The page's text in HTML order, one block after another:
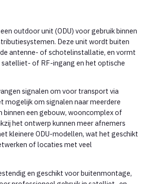
outdoor unit (ODU) voor gebruik binnen
Deze unit wordt buiten
antenne- of schotelinstallatie, en vormt
of RF-ingang en het optische
signalen om voor transport via
mogelijk om signalen naar meerdere
binnen een gebouw, wooncomplex of
het ontwerp kunnen meer afnemers
kleinere ODU-modellen, wat het geschikt
of locaties met veel
en geschikt voor buitenmontage,